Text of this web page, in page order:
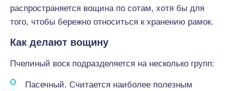
распространяется вощина по сотам, хотя бы для
того, чтобы бережно относиться к хранению рамок.
Как делают вощину
Пчелиный воск подразделяется на несколько групп:
Пасечный. Считается наиболее полезным